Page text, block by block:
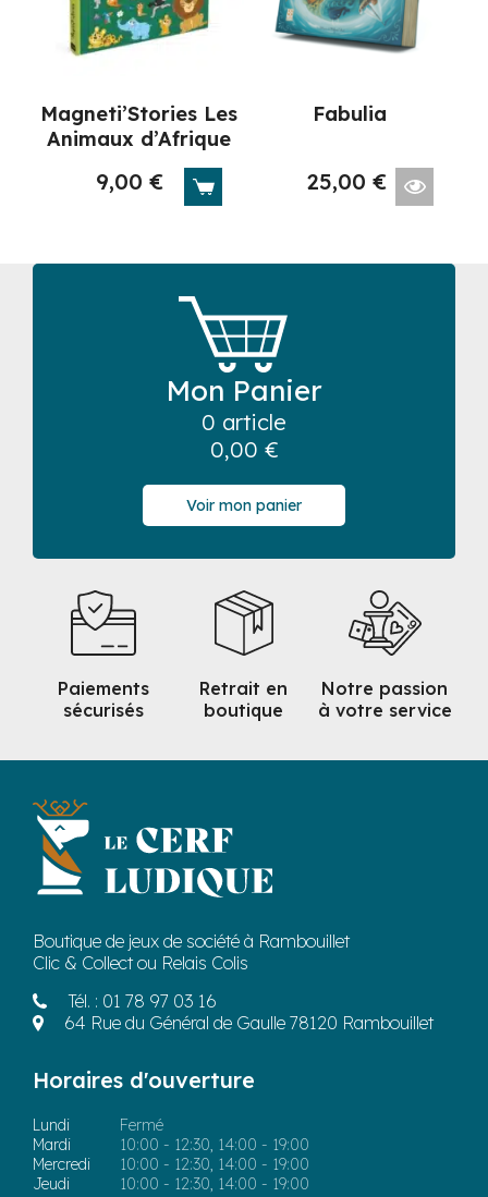
Magneti’Stories Les
Animaux d’Afrique
9,00€
Fabulia
25,00€
Mon Panier
0 article
0,00 €
Voir mon panier
Paiements
sécurisés
Retrait en
boutique
Notre passion
à votre service
Boutique de jeux de société à Rambouillet
Clic & Collect ou Relais Colis
Tél. : 01 78 97 03 16
64 Rue du Général de Gaulle 78120 Rambouillet
Horaires d'ouverture
Lundi
Fermé
Mardi
10:00 - 12:30, 14:00 - 19:00
Mercredi
10:00 - 12:30, 14:00 - 19:00
Jeudi
10:00 - 12:30, 14:00 - 19:00